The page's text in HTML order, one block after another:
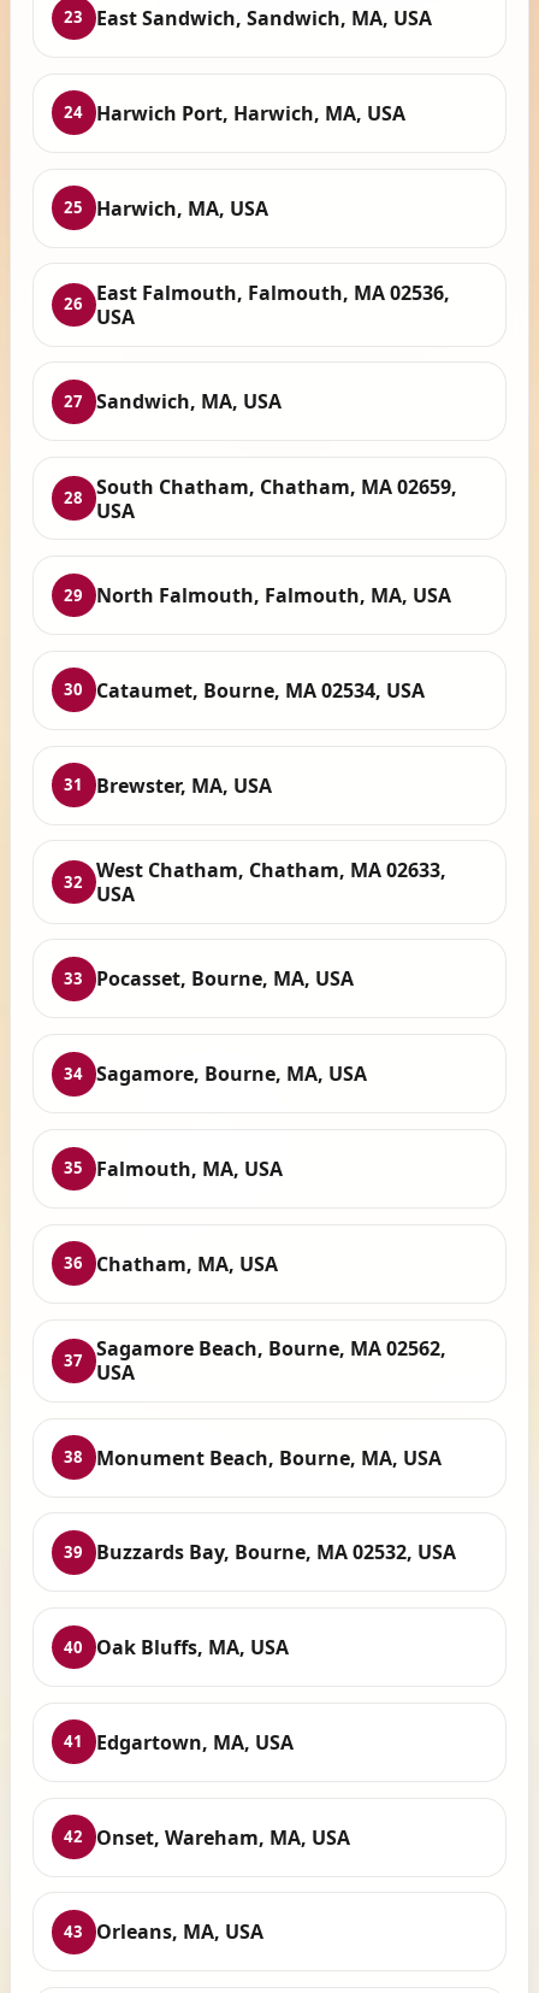
23 East Sandwich, Sandwich, MA, USA
24 Harwich Port, Harwich, MA, USA
25 Harwich, MA, USA
26
East Falmouth, Falmouth, MA 02536,
USA
27 Sandwich, MA, USA
28
South Chatham, Chatham, MA 02659,
USA
29 North Falmouth, Falmouth, MA, USA
30 Cataumet, Bourne, MA 02534, USA
31 Brewster, MA, USA
32
West Chatham, Chatham, MA 02633,
USA
33 Pocasset, Bourne, MA, USA
34 Sagamore, Bourne, MA, USA
35 Falmouth, MA, USA
36 Chatham, MA, USA
37
Sagamore Beach, Bourne, MA 02562,
USA
38 Monument Beach, Bourne, MA, USA
39 Buzzards Bay, Bourne, MA 02532, USA
40 Oak Bluffs, MA, USA
41 Edgartown, MA, USA
42 Onset, Wareham, MA, USA
43 Orleans, MA, USA